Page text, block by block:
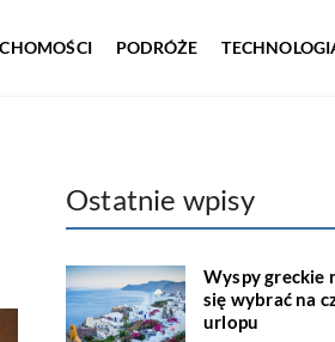
PODRÓŻE
Ostatnie wpisy
Wyspy greckie
się wybrać na
urlopu